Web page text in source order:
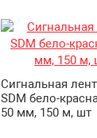
Сигнальная
SDM бело-
50 мм, 150 м, шт